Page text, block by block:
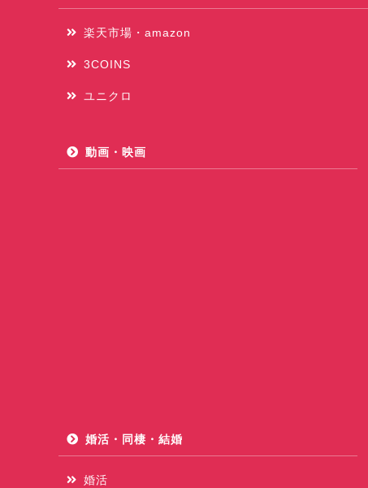
楽天市場・amazon
3COINS
ユニクロ
動画・映画
婚活・同棲・結婚
婚活